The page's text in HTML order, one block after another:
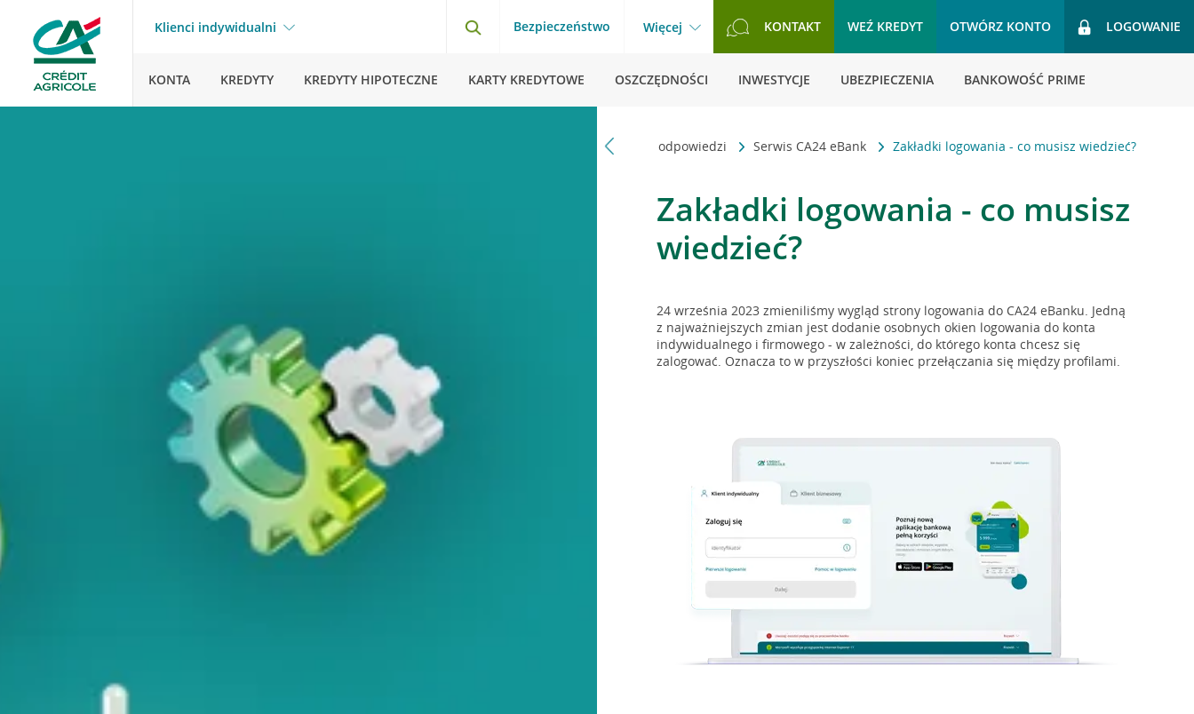
Klienci indywidualni Bezpieczeństwo Więcej KONTAKT WEŹ KREDYT OTWÓRZ KONTO LOGOWANIE
KONTA KREDYTY KREDYTY HIPOTECZNE KARTY KREDYTOWE OSZCZĘDNOŚCI INWESTYCJE UBEZPIECZENIA BANKOWOŚĆ PRIME
Pytania i odpowiedzi Serwis CA24 eBank Zakładki logowania - co musisz wiedzieć?
Zakładki logowania - co musisz
wiedzieć?
24 września 2023 zmieniliśmy wygląd strony logowania do CA24 eBanku. Jedną
z najważniejszych zmian jest dodanie osobnych okien logowania do konta
indywidualnego i firmowego - w zależności, do którego konta chcesz się
zalogować. Oznacza to w przyszłości koniec przełączania się między profilami.